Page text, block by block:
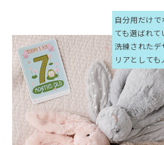
自分用だけ
ても選ばれて
洗練された
リアとしても